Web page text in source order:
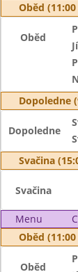
Oběd
Oběd
Dopoledne
Dopoledne
Svačina
Svačina
Menu
Oběd
Oběd